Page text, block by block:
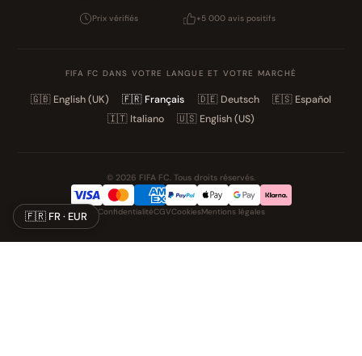
Prix vérifiés +5 000 avis positifs
FIFA FC DANS VOTRE LANGUE ET VOTRE MARCHÉ
🇬🇧 English (UK) 🇫🇷 Français 🇩🇪 Deutsch 🇪🇸 Español
🇮🇹 Italiano 🇺🇸 English (US)
© 2026 FIFA FC. Tous droits réservés.
ConfidentialitéCGVCookiesMentions légales
🇫🇷 FR · EUR